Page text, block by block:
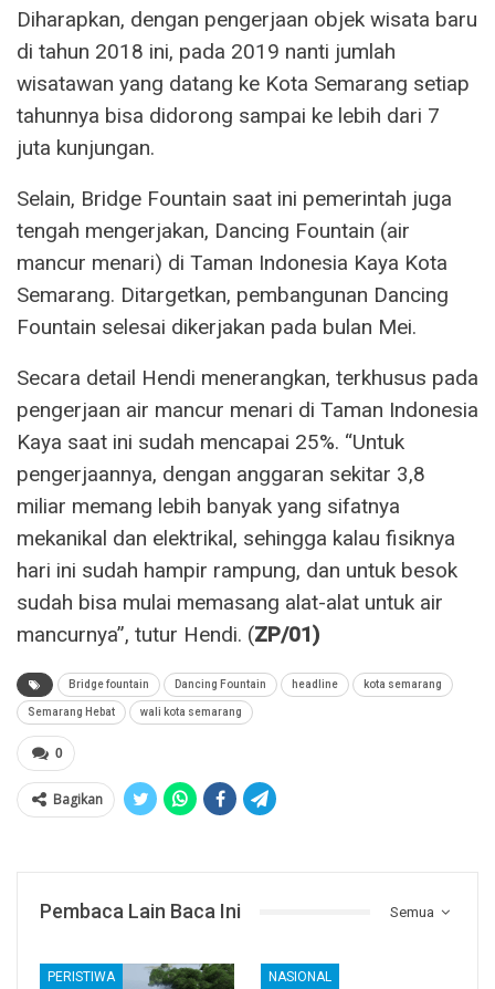
Diharapkan, dengan pengerjaan objek wisata baru
di tahun 2018 ini, pada 2019 nanti jumlah
wisatawan yang datang ke Kota Semarang setiap
tahunnya bisa didorong sampai ke lebih dari 7
juta kunjungan.
Selain, Bridge Fountain saat ini pemerintah juga
tengah mengerjakan, Dancing Fountain (air
mancur menari) di Taman Indonesia Kaya Kota
Semarang. Ditargetkan, pembangunan Dancing
Fountain selesai dikerjakan pada bulan Mei.
Secara detail Hendi menerangkan, terkhusus pada
pengerjaan air mancur menari di Taman Indonesia
Kaya saat ini sudah mencapai 25%. “Untuk
pengerjaannya, dengan anggaran sekitar 3,8
miliar memang lebih banyak yang sifatnya
mekanikal dan elektrikal, sehingga kalau fisiknya
hari ini sudah hampir rampung, dan untuk besok
sudah bisa mulai memasang alat-alat untuk air
mancurnya”, tutur Hendi. (ZP/01)
Bridge fountain Dancing Fountain headline kota semarang
Semarang Hebat wali kota semarang
0
Bagikan
Semua
Pembaca Lain Baca Ini
PERISTIWA NASIONAL